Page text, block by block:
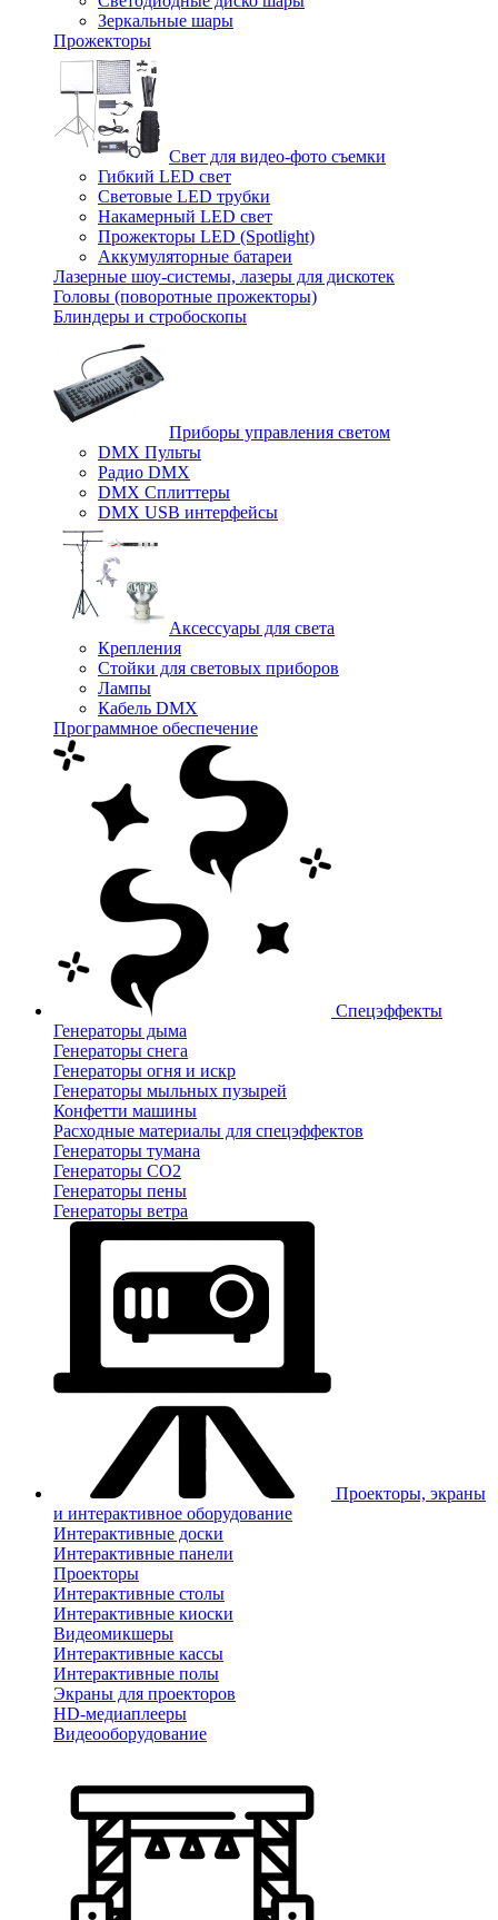
Зеркальные шары
Прожекторы
Свет для видео-фото съемки
Гибкий LED свет
Световые LED трубки
Накамерный LED свет
Прожекторы LED (Spotlight)
Аккумуляторные батареи
Лазерные шоу-системы, лазеры для дискотек
Головы (поворотные прожекторы)
Блиндеры и стробоскопы
Приборы управления светом
DMX Пульты
Радио DMX
DMX Сплиттеры
DMX USB интерфейсы
Аксессуары для света
Крепления
Стойки для световых приборов
Лампы
Кабель DMX
Программное обеспечение
Спецэффекты
Генераторы дыма
Генераторы снега
Генераторы огня и искр
Генераторы мыльных пузырей
Конфетти машины
Расходные материалы для спецэффектов
Генераторы тумана
Генераторы CO2
Генераторы пены
Генераторы ветра
Проекторы, экраны
и интерактивное оборудование
Интерактивные доски
Интерактивные панели
Проекторы
Интерактивные столы
Интерактивные киоски
Видеомикшеры
Интерактивные кассы
Интерактивные полы
Экраны для проекторов
HD-медиаплееры
Видеооборудование